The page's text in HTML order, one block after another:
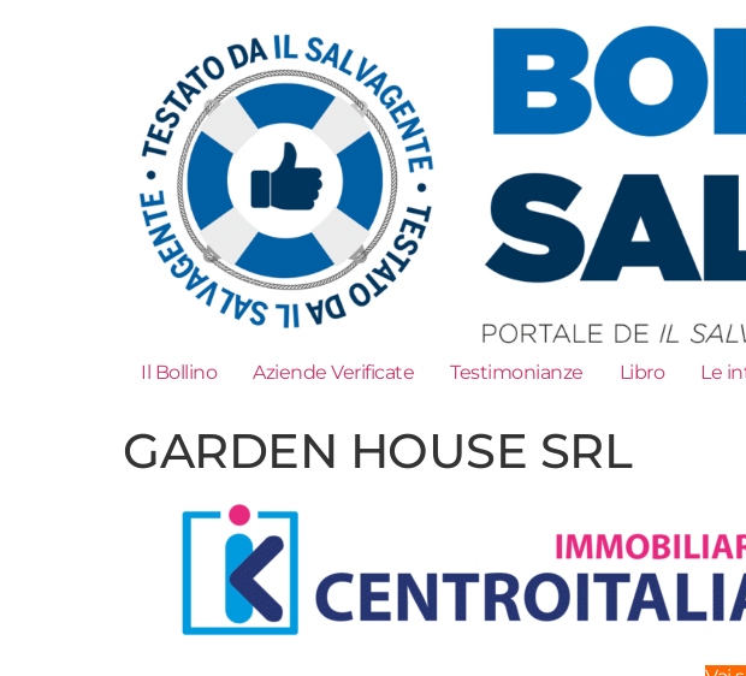
Il Bollino Aziende Verificate Testimonianze Libro Le
GARDEN HOUSE SRL